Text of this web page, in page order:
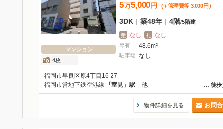
マンション
4枚
5万5,000 円 (＋管理費等 3,000 円 )
3DK | 築48年 | 4階/5階建
敷 なし 礼 なし
専有 48.6m²
駐車場 なし
福岡市早良区原4丁目16-27
… 徒歩
福岡市営地下鉄空港線 「室見」駅 他
物件詳細を見る お問